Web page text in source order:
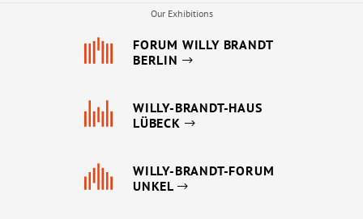
Our Exhibitions
FORUM WILLY BRANDT
BERLIN
WILLY-BRANDT-HAUS
LÜBECK
WILLY-BRANDT-FORUM
UNKEL